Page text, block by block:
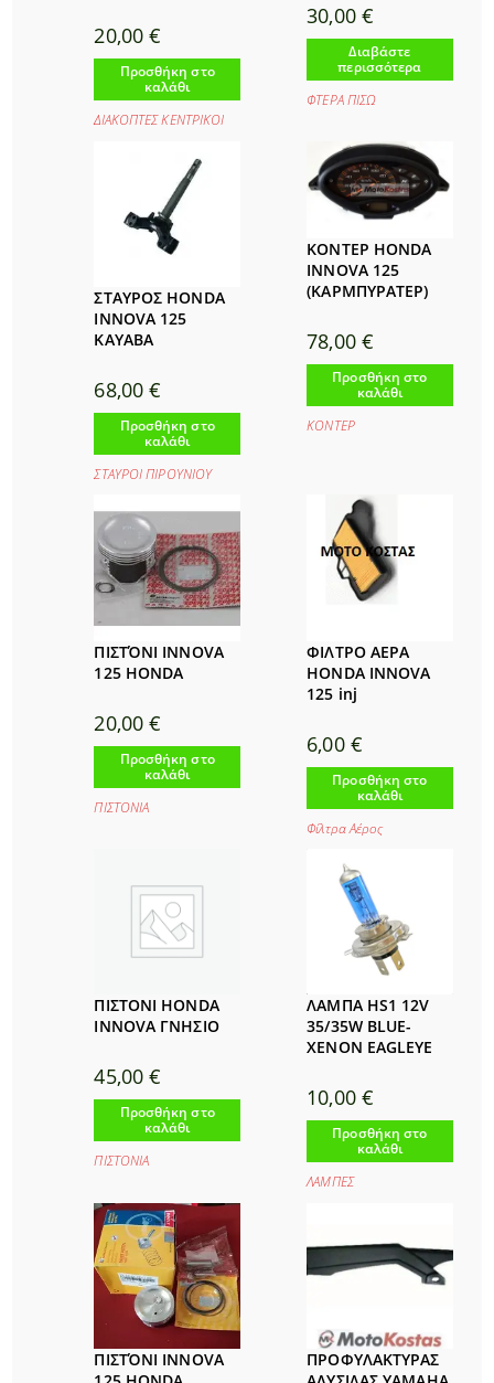
20,00€
Προσθήκη στο
καλάθι
ΔΙΑΚΟΠΤΕΣ ΚΕΝΤΡΙΚΟΙ
30,00 €
Διαβάστε
περισσότερα
ΦΤΕΡΑ ΠΙΣΩ
ΣΤΑΥΡΟΣ HONDA
INNOVA 125
KAYABA
68,00€
Προσθήκη στο
καλάθι
ΣΤΑΥΡΟΙ ΠΙΡΟΥΝΙΟΥ
ΚΟΝΤΕΡ HONDA
INNOVA 125
(ΚΑΡΜΠΥΡΑΤΕΡ)
78,00 €
Προσθήκη στο
καλάθι
ΚΟΝΤΕΡ
ΠΙΣΤΌΝΙ INNOVA
125 HONDA
20,00€
Προσθήκη στο
καλάθι
ΠΙΣΤΟΝΙΑ
ΦΙΛΤΡΟ ΑΕΡΑ
HONDA INNOVA
125 inj
6,00 €
Προσθήκη στο
καλάθι
Φίλτρα Αέρος
ΠΙΣΤΟΝΙ HONDA
INNOVA ΓΝΗΣΙΟ
45,00€
Προσθήκη στο
καλάθι
ΠΙΣΤΟΝΙΑ
ΛΑΜΠΑ HS1 12V
35/35W BLUE-
XENON EAGLEYE
10,00 €
Προσθήκη στο
καλάθι
ΛΑΜΠΕΣ
ΠΙΣΤΌΝΙ INNOVA
ΠΡΟΦΥΛΑΚΤΥΡΑΣ